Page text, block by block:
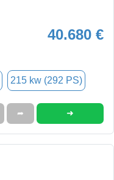
40.680 €
215 kw (292 PS)
➦ ➜